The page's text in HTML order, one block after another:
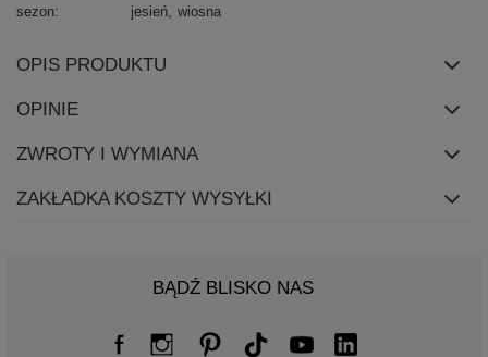
sezon
jesień wiosna
OPIS PRODUKTU
OPINIE
ZWROTY I WYMIANA
ZAKŁADKA KOSZTY WYSYŁKI
BĄDŹ BLISKO NAS